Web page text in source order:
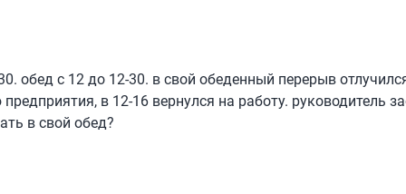
обед с 12 до 12-30. в свой обеденный перерыв
в 12-16 вернулся на работу. руководитель
в свой обед?